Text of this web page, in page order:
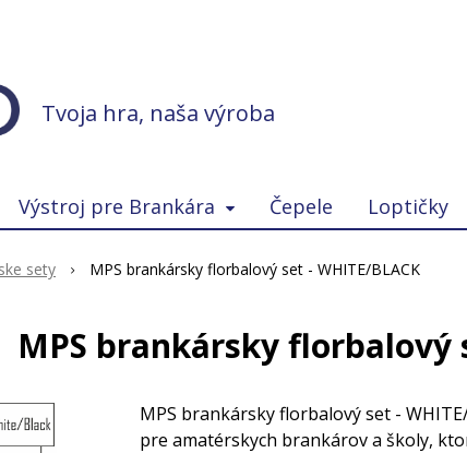
Tvoja hra, naša výroba
Výstroj pre Brankára Čepele Loptičky
sety MPS brankársky florbalový set - WHITE/BLACK
MPS brankársky florbalový
MPS brankársky florbalový set -
pre amatérskych brankárov a školy,